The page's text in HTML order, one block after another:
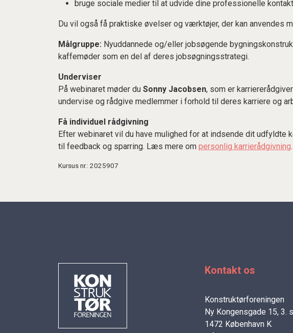
bruge sociale medier til at udvide dine professionelle
Du vil også få praktiske øvelser og værktøjer, der kan anvendes
Målgruppe: Nyuddannede og/eller jobsøgende
kaffemøder som en del af deres jobsøgningsstrategi.
Underviser
På webinaret møder du Sonny Jacobsen, som er
undervise og rådgive medlemmer i forhold til deres karriere og
Få individuel rådgivning
Efter webinaret vil du have mulighed for at indsende dit udfyldte
til feedback og sparring. Læs mere om personlig karrierådgivning.
Kursus nr.: 2025907
Kontakt os
Konstruktørforeningen
Ny Kongensgade 15, 3.
1472 København K